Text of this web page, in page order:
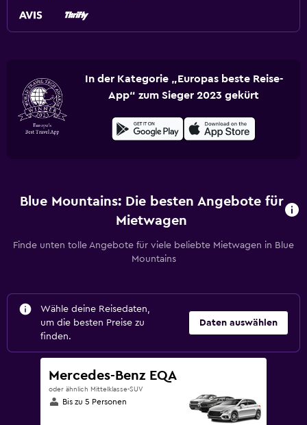
In der Kategorie „Europas beste Reise-
App“ zum Sieger 2023 gekürt
Blue Mountains: Die besten Angebote für
Mietwagen
Finde unten tolle Angebote für viele beliebte Mietwagen in Blue
Mountains
Wähle deine Reisedaten,
um die besten Preise zu
finden.
Daten auswählen
Mercedes-Benz EQA
oder ähnlich Mittelklasse-SUV
Bis zu 5 Personen